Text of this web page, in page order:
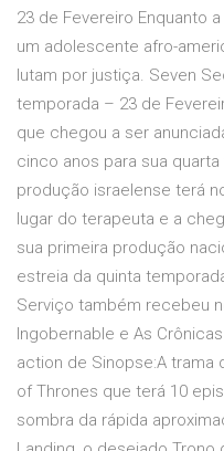
23 de Fevereiro Enquanto
um adolescente afro-
lutam por justiça. Seven
temporada – 23 de
que chegou a ser
cinco anos para sua
produção israelense terá
lugar do terapeuta e a
sua primeira produção
estreia da quinta
Serviço também recebeu
Ingobernable e As
action de Sinopse:A trama
of Thrones que terá 10
sombra da rápida